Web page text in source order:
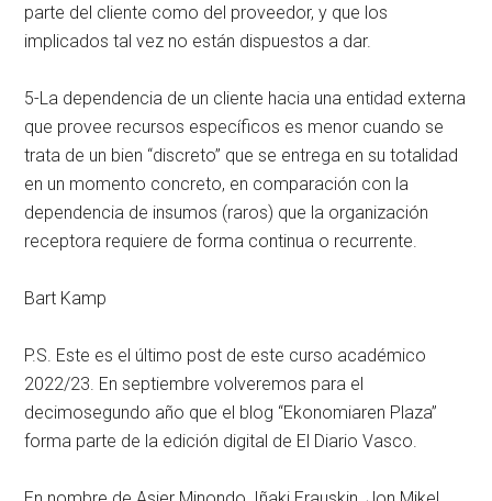
parte del cliente como del proveedor, y que los
implicados tal vez no están dispuestos a dar.
5-La dependencia de un cliente hacia una entidad externa
que provee recursos específicos es menor cuando se
trata de un bien “discreto” que se entrega en su totalidad
en un momento concreto, en comparación con la
dependencia de insumos (raros) que la organización
receptora requiere de forma continua o recurrente.
Bart Kamp
P.S. Este es el último post de este curso académico
2022/23. En septiembre volveremos para el
decimosegundo año que el blog “Ekonomiaren Plaza”
forma parte de la edición digital de El Diario Vasco.